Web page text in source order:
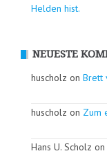
Helden hist.
NEUESTE
huscholz on Brett
huscholz on Zum
Hans U. Scholz on